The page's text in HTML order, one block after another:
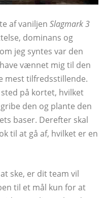
af vaniljen Slagmark 3
dominans og
jeg syntes var den
vænnet mig til den
mest tilfredsstillende.
på kortet, hvilket
den og plante den
baser. Derefter skal
til at gå af, hvilket er en
ske, er dit team vil
til et mål kun for at